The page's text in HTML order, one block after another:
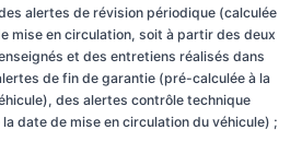
alertes de révision périodique (calculée
mise en circulation, soit à partir des deux
et des entretiens réalisés dans
de fin de garantie (pré-calculée à la
des alertes contrôle technique
date de mise en circulation du véhicule) ;